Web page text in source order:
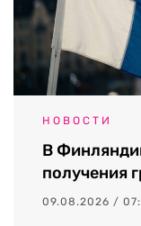
НОВОСТИ
В
получения
09.08.2026 /